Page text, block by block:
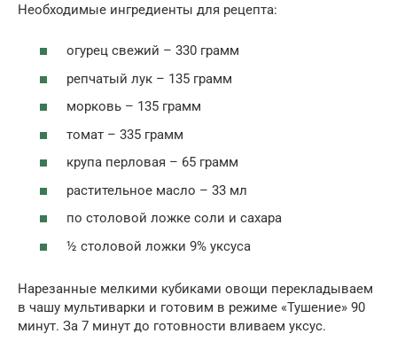
Необходимые ингредиенты для рецепта:
огурец свежий – 330 грамм
репчатый лук – 135 грамм
морковь – 135 грамм
томат – 335 грамм
крупа перловая – 65 грамм
растительное масло – 33 мл
по столовой ложке соли и сахара
½ столовой ложки 9% уксуса
Нарезанные мелкими кубиками овощи перекладываем
в чашу мультиварки и готовим в режиме «Тушение» 90
минут. За 7 минут до готовности вливаем уксус.